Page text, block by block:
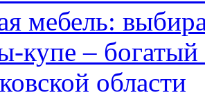
мебель:
купе –
области